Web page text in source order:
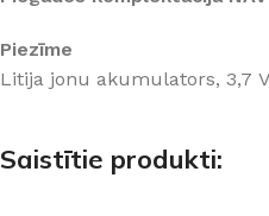
Piezīme
Litija jonu akumulators, 3,7
Saistītie produkti: